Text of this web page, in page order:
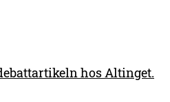
hos Altinget.